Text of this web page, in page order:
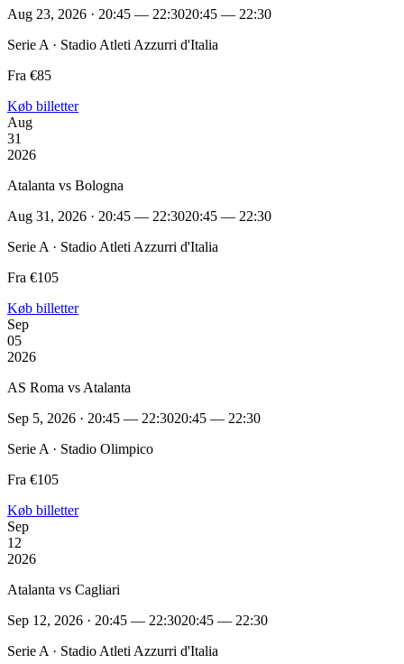
Aug 23, 2026 · 20:45 — 22:3020:45 — 22:30
Serie A · Stadio Atleti Azzurri d'Italia
Fra €85
Køb billetter
Aug
31
2026
Atalanta vs Bologna
Aug 31, 2026 · 20:45 — 22:3020:45 — 22:30
Serie A · Stadio Atleti Azzurri d'Italia
Fra €105
Køb billetter
Sep
05
2026
AS Roma vs Atalanta
Sep 5, 2026 · 20:45 — 22:3020:45 — 22:30
Serie A · Stadio Olimpico
Fra €105
Køb billetter
Sep
12
2026
Atalanta vs Cagliari
Sep 12, 2026 · 20:45 — 22:3020:45 — 22:30
Serie A · Stadio Atleti Azzurri d'Italia